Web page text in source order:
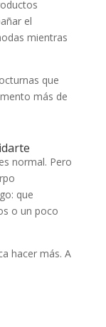
el
mientras
que
más de
normal. Pero
que
o un poco
hacer más. A